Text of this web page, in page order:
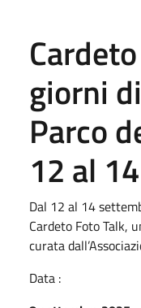
giorni
Parco
12 al
Dal 12 al 14
Cardeto Foto Talk,
curata
Data :